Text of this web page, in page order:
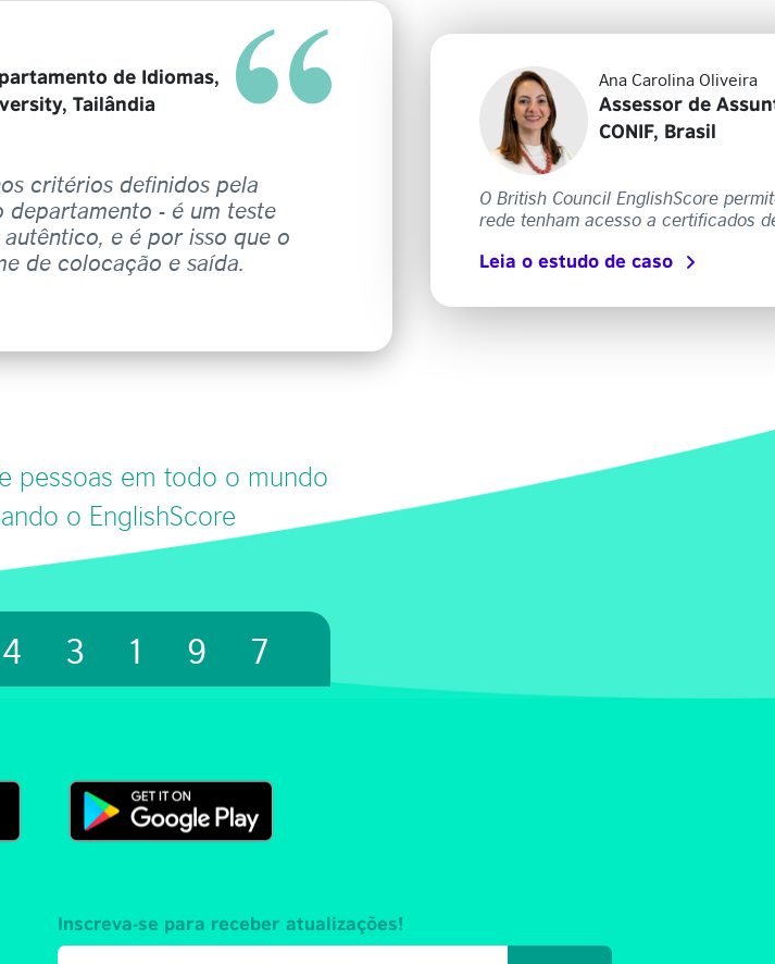
de Idiomas,
Tailândia
critérios definidos pela
departamento - é um teste
e é por isso que o
de colocação e saída.
Ana Carolina Oliveira
Assessor de
CONIF, Brasil
O British Council EnglishScore
rede tenham acesso a certificados
Leia o estudo de caso
pessoas em todo o mundo
o EnglishScore
Inscreva-se para receber atualizações!